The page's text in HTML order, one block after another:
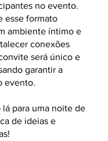
no evento.
esse formato
ambiente íntimo e
conexões
será único e
garantir a
evento.
lá para uma noite de
de ideias e